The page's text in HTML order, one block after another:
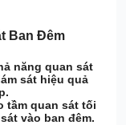
Ban Đêm
năng quan sát
sát hiệu quả
tầm quan sát tối
vào ban đêm.